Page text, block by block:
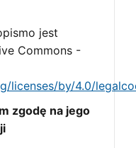
jest
Commons -
licenses/by/4.0/
zgodę na jego